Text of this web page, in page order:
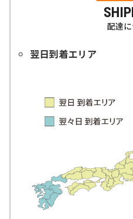
配達
翌日到着エリア